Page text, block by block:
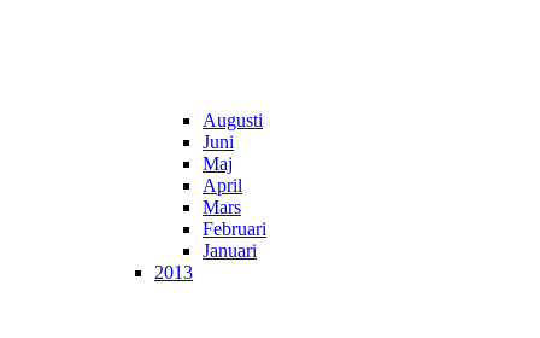
Augusti
Juni
Maj
April
Mars
Februari
Januari
2013